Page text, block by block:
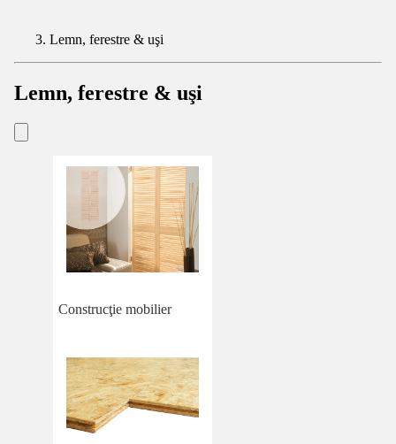
Lemn, ferestre & uşi
Lemn, ferestre & uşi
Construcţie mobilier